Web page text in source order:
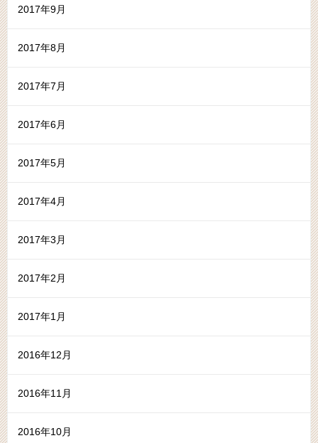
2017年9月
2017年8月
2017年7月
2017年6月
2017年5月
2017年4月
2017年3月
2017年2月
2017年1月
2016年12月
2016年11月
2016年10月